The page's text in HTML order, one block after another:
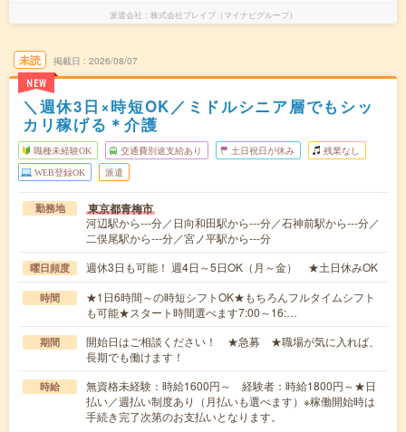
派遣会社 株式会社ブレイブ（マイナビグループ）
未読
NEW
掲載日 2026/08/07
＼週休3日×時短OK／ミドルシニア層でもシッ
カリ稼げる＊介護
職種未経験OK 交通費別途支給あり 土日祝日が休み 残業なし
WEB登録OK 派遣
勤務地 東京都青梅市
河辺駅から---分／日向和田駅から---分／石神前駅から---分／
二俣尾駅から---分／宮ノ平駅から---分
曜日頻度 週休3日も可能！ 週4日～5日OK（月～金） ★土日休みOK
時間
★1日6時間～の時短シフトOK★もちろんフルタイムシフト
も可能★スタート時間選べます7:00～16:…
期間
開始日はご相談ください！ ★急募 ★職場が気に入れば、
長期でも働けます！
時給
無資格未経験：時給1600円～ 経験者：時給1800円～★日
払い／週払い制度あり（月払いも選べます）※稼働開始時は
手続き完了次第のお支払いとなります。